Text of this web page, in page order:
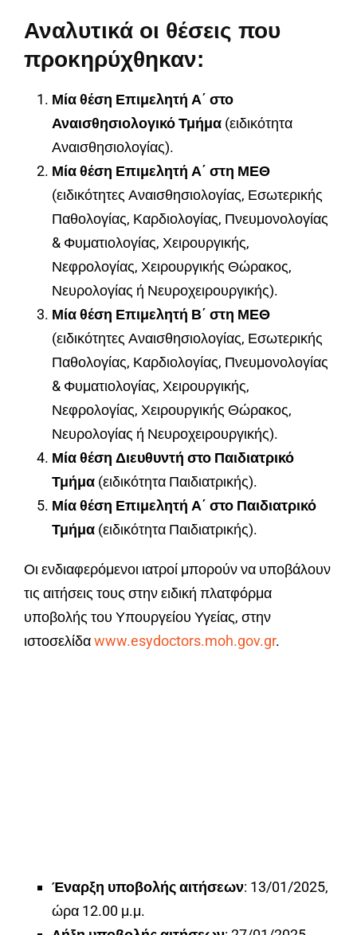
Αναλυτικά οι θέσεις που
προκηρύχθηκαν:
Μία θέση Επιμελητή Α΄ στο
Αναισθησιολογικό Τμήμα (ειδικότητα
Αναισθησιολογίας).
Μία θέση Επιμελητή Α΄ στη ΜΕΘ
(ειδικότητες Αναισθησιολογίας, Εσωτερικής
Παθολογίας, Καρδιολογίας, Πνευμονολογίας
& Φυματιολογίας, Χειρουργικής,
Νεφρολογίας, Χειρουργικής Θώρακος,
Νευρολογίας ή Νευροχειρουργικής).
Μία θέση Επιμελητή Β΄ στη ΜΕΘ
(ειδικότητες Αναισθησιολογίας, Εσωτερικής
Παθολογίας, Καρδιολογίας, Πνευμονολογίας
& Φυματιολογίας, Χειρουργικής,
Νεφρολογίας, Χειρουργικής Θώρακος,
Νευρολογίας ή Νευροχειρουργικής).
Μία θέση Διευθυντή στο Παιδιατρικό
Τμήμα (ειδικότητα Παιδιατρικής).
Μία θέση Επιμελητή Α΄ στο Παιδιατρικό
Τμήμα (ειδικότητα Παιδιατρικής).
Οι ενδιαφερόμενοι ιατροί μπορούν να υποβάλουν
τις αιτήσεις τους στην ειδική πλατφόρμα
υποβολής του Υπουργείου Υγείας, στην
ιστοσελίδαwww.esydoctors.moh.gov.gr.
Έναρξη υποβολής αιτήσεων: 13/01/2025,
ώρα 12.00 μ.μ.